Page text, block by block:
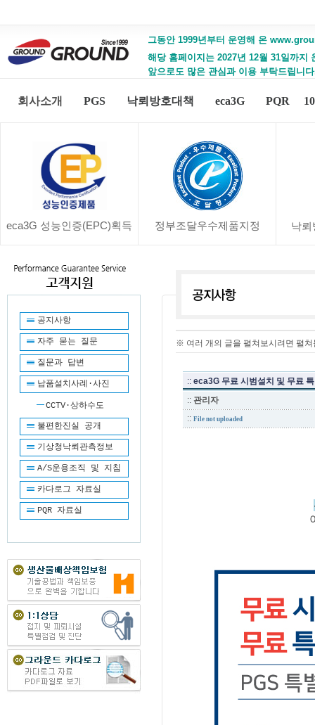
그동안 1999년부터 운영해 온
해당 홈페이지는 2027년 12월 31일까
앞으로도 많은 관심과 이용 부탁드립니
회사소개 PGS 낙뢰방호대책 eca3G PQR
eca3G 성능인증(EPC)획득 정부조달우수제품지정 낙뢰
공지사항
자주 묻는 질문
질문과 답변
납품설치사례·사진
CCTV·상하수도
불편한진실 공개
기상청낙뢰관측정보
A/S운용조직 및 지침
카다로그 자료실
PQR 자료실
※ 여러 개의 글을 펼쳐보시려면 펼
:: eca3G 무료 시범설치 및 무료
:: 관리자
:: File not uploaded